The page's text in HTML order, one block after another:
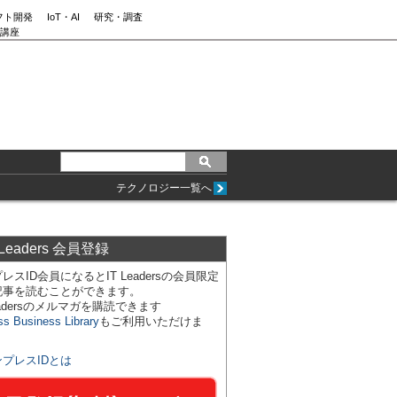
ト開発 IoT・AI
研究・調査
座
テクノロジー一覧へ
会員登録
スID会員になるとIT Leadersの会員限定
を読むことができます。
のメルマガを購読できます
Business Libraryもご利用いただけま
プレスIDとは